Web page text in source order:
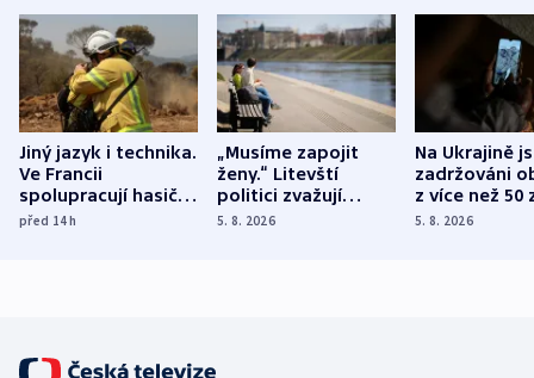
Jiný jazyk i technika.
Ve Francii
spolupracují hasiči z
různých zemí
před 14h
„Musíme zapojit
ženy.“ Litevští
politici zvažují
dohodu o
5. 8. 2026
Na Ukrajině
zadržováni
z více než 50
Bojovali na
5. 8. 2026